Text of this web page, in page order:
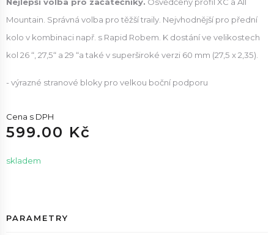
Mountain. Správná volba pro těžší traily. Nejvhodnější pro přední
kolo v kombinaci např. s Rapid Robem. K dostání ve velikostech
kol 26 “, 27,5“ a 29 “a také v superširoké verzi 60 mm (27,5 x 2,35).
- výrazné stranové bloky pro velkou boční podporu
Cena s DPH
599.00 Kč
skladem
PARAMETRY